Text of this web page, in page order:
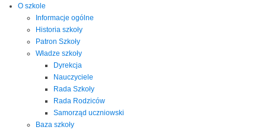
O szkole
Informacje ogólne
Historia szkoły
Patron Szkoły
Władze szkoły
Dyrekcja
Nauczyciele
Rada Szkoły
Rada Rodziców
Samorząd uczniowski
Baza szkoły